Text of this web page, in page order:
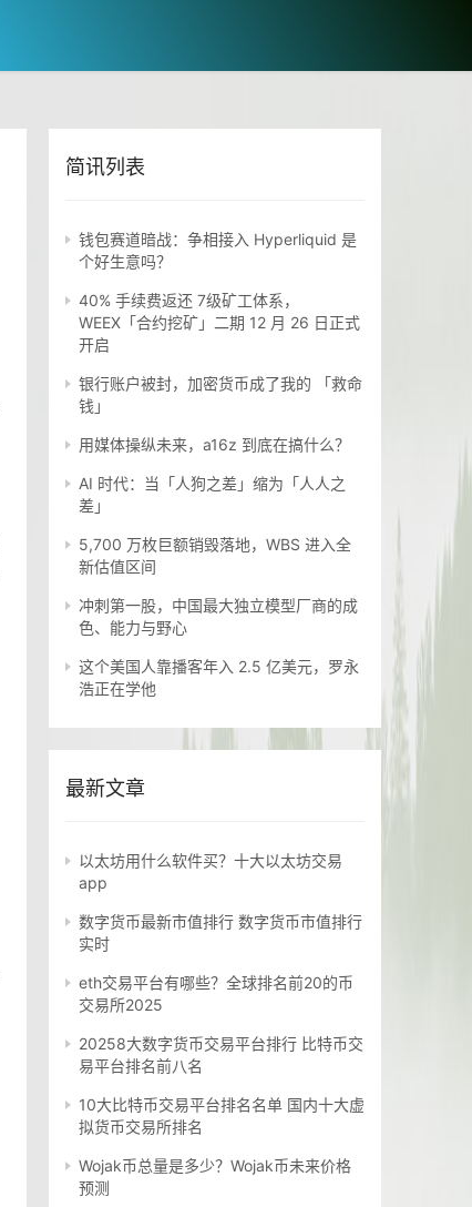
简讯列表
钱包赛道暗战：争相接入 Hyperliquid 是
个好生意吗？
40% 手续费返还 7级矿工体系，
WEEX「合约挖矿」二期 12 月 26 日正式
开启
银行账户被封，加密货币成了我的 「救命
钱」
用媒体操纵未来，a16z 到底在搞什么？
AI 时代：当「人狗之差」缩为「人人之
差」
5,700 万枚巨额销毁落地，WBS 进入全
新估值区间
冲刺第一股，中国最大独立模型厂商的成
色、能力与野心
这个美国人靠播客年入 2.5 亿美元，罗永
浩正在学他
最新文章
以太坊用什么软件买？十大以太坊交易
app
数字货币最新市值排行 数字货币市值排行
实时
eth交易平台有哪些？全球排名前20的币
交易所2025
20258大数字货币交易平台排行 比特币交
易平台排名前八名
10大比特币交易平台排名名单 国内十大虚
拟货币交易所排名
Wojak币总量是多少？Wojak币未来价格
预测